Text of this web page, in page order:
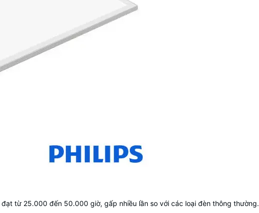
từ 25.000 đến 50.000 giờ, gấp nhiều lần so với các loại đèn thông thường.